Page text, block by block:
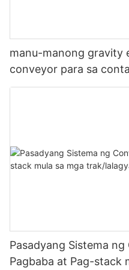
manu-manong gravity
conveyor para sa
Pasadyang Sistema
Pagbaba at Pag-stack